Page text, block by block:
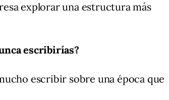
explorar una estructura más
escribirías?
escribir sobre una época que